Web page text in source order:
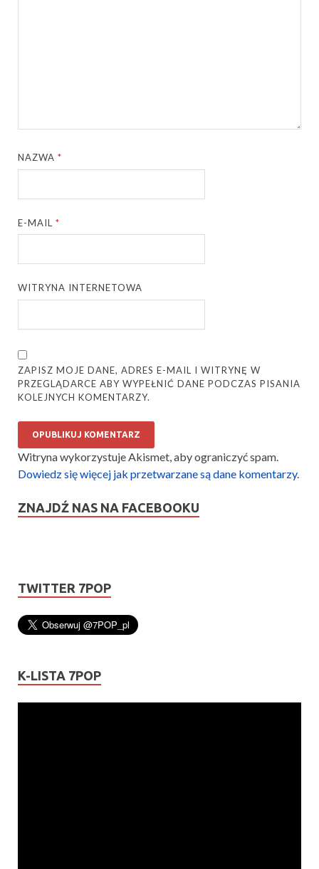
NAZWA*
E-MAIL*
WITRYNA INTERNETOWA
ZAPISZ MOJE DANE, ADRES E-MAIL I WITRYNĘ W
PRZEGLĄDARCE ABY WYPEŁNIĆ DANE PODCZAS PISANIA
KOLEJNYCH KOMENTARZY.
Witryna wykorzystuje Akismet, aby ograniczyć spam.
Dowiedz się więcej jak przetwarzane są dane komentarzy.
ZNAJDŹ NAS NA FACEBOOKU
TWITTER 7POP
K-LISTA 7POP